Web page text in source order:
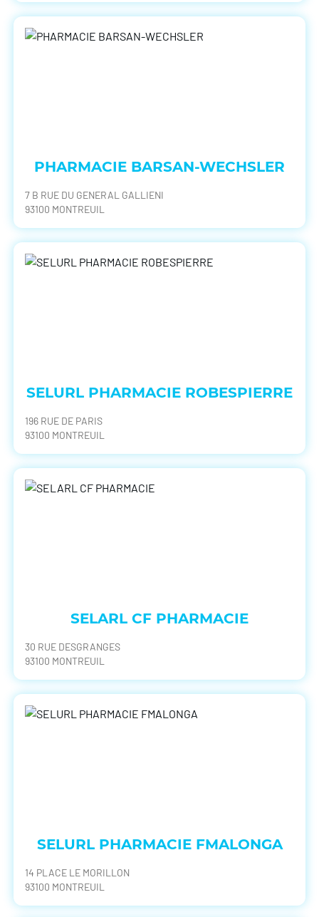
PHARMACIE BARSAN-WECHSLER
7 B RUE DU GENERAL GALLIENI
93100 MONTREUIL
SELURL PHARMACIE ROBESPIERRE
196 RUE DE PARIS
93100 MONTREUIL
SELARL CF PHARMACIE
30 RUE DESGRANGES
93100 MONTREUIL
SELURL PHARMACIE FMALONGA
14 PLACE LE MORILLON
93100 MONTREUIL